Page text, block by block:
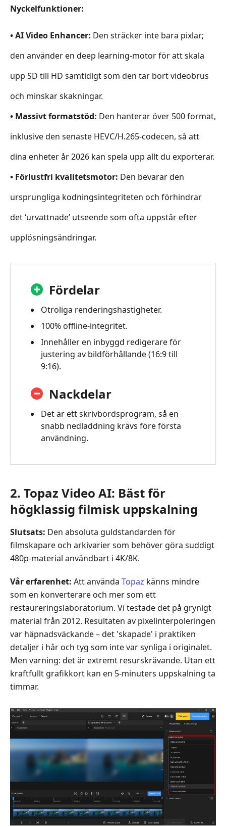
Nyckelfunktioner:
• AI Video Enhancer: Den sträcker inte bara pixlar;
den använder en deep learning-motor för att skala
upp SD till HD samtidigt som den tar bort videobrus
och minskar skakningar.
• Massivt formatstöd: Den hanterar över 500 format,
inklusive den senaste HEVC/H.265-codecen, så att
dina enheter år 2026 kan spela upp allt du exporterar.
• Förlustfri kvalitetsmotor: Den bevarar den
ursprungliga kodningsintegriteten och förhindrar
det ‘urvattnade’ utseende som ofta uppstår efter
upplösningsändringar.
Fördelar
Otroliga renderingshastigheter.
100% offline-integritet.
Innehåller en inbyggd redigerare för
justering av bildförhållande (16:9 till
9:16).
Nackdelar
Det är ett skrivbordsprogram, så en
snabb nedladdning krävs före första
användning.
2. Topaz Video AI: Bäst för
högklassig filmisk uppskalning
Slutsats: Den absoluta guldstandarden för
filmskapare och arkivarier som behöver göra suddigt
480p‑material användbart i 4K/8K.
Vår erfarenhet: Att använda Topaz känns mindre
som en konverterare och mer som ett
restaureringslaboratorium. Vi testade det på grynigt
material från 2012. Resultaten av pixelinterpoleringen
var häpnadsväckande – det 'skapade' i praktiken
detaljer i hår och tyg som inte var synliga i originalet.
Men varning: det är extremt resurskrävande. Utan ett
kraftfullt grafikkort kan en 5‑minuters uppskalning ta
timmar.